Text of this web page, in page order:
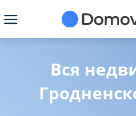
Вся
Да